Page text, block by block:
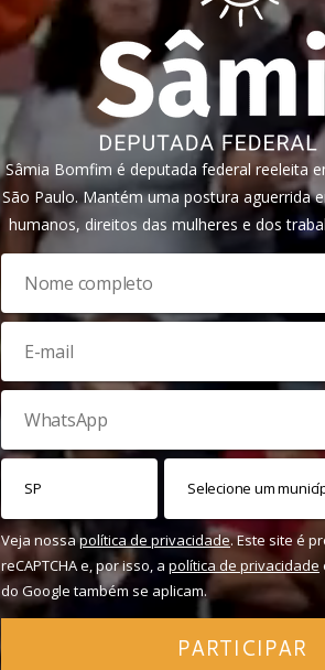
Sâmia Bomfim é deputada federal reeleita
São Paulo. Mantém uma postura aguerrida
humanos, direitos das mulheres e dos
Veja nossapolítica de privacidade. Este site é
reCAPTCHA e, por isso, a política de privacidade
do Google também se aplicam.
PARTICIPAR